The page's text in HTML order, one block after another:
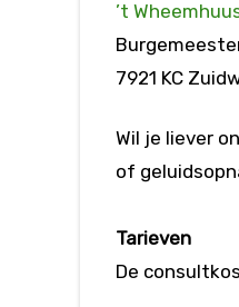
’t
7921 KC
Wil je liever
of
Tarieven
De